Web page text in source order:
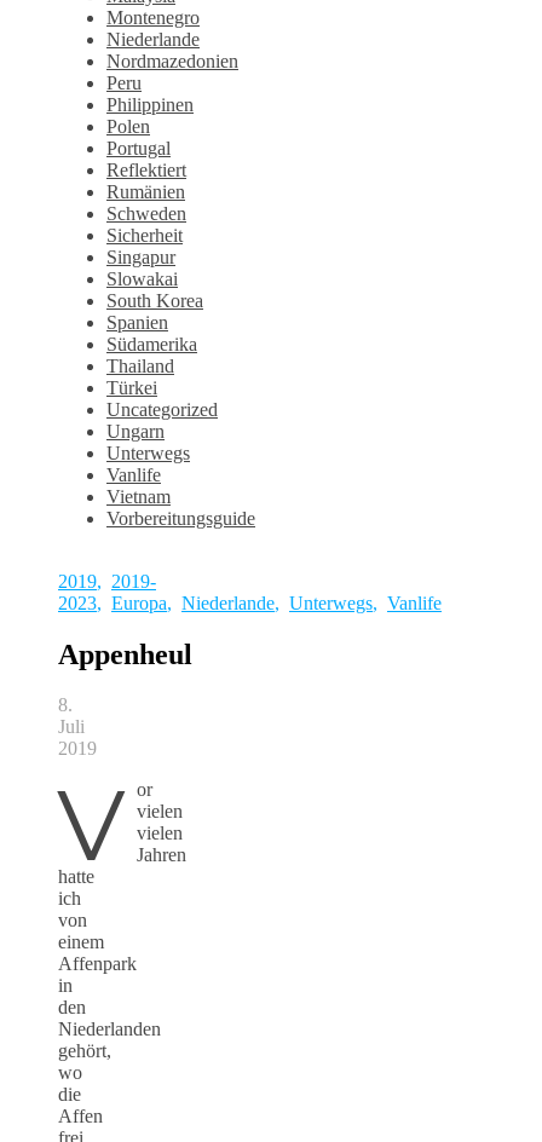
Montenegro
Niederlande
Nordmazedonien
Peru
Philippinen
Polen
Portugal
Reflektiert
Rumänien
Schweden
Sicherheit
Singapur
Slowakai
South Korea
Spanien
Südamerika
Thailand
Türkei
Uncategorized
Ungarn
Unterwegs
Vanlife
Vietnam
Vorbereitungsguide
2019, 2019-
2023, Europa, Niederlande, Unterwegs, Vanlife
Appenheul
8.
Juli
2019
V or
vielen
vielen
Jahren
hatte
ich
von
einem
Affenpark
in
den
Niederlanden
gehört,
wo
die
Affen